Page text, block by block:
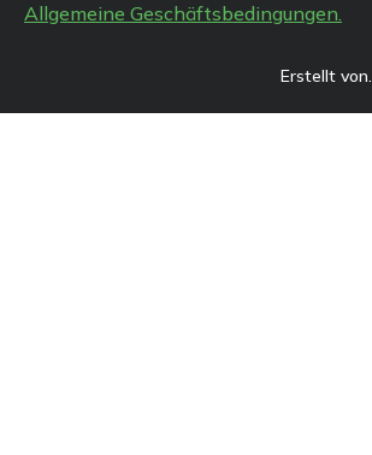
Allgemeine Geschäftsbedingungen.
Erstellt von.